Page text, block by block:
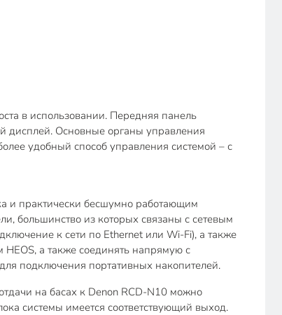
в использовании. Передняя панель
дисплей. Основные органы управления
удобный способ управления системой – с
и практически бесшумно работающим
большинство из которых связаны с сетевым
к сети по Ethernet или Wi-Fi), а также
а также соединять напрямую с
подключения портативных накопителей.
на басах к Denon RCD-N10 можно
системы имеется соответствующий выход.